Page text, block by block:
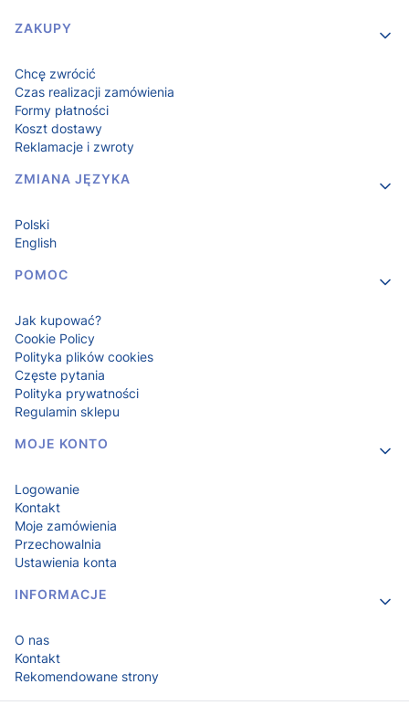
Linki w stopce
ZAKUPY
Chcę zwrócić
Czas realizacji zamówienia
Formy płatności
Koszt dostawy
Reklamacje i zwroty
ZMIANA JĘZYKA
Polski
English
POMOC
Jak kupować?
Cookie Policy
Polityka plików cookies
Częste pytania
Polityka prywatności
Regulamin sklepu
MOJE KONTO
Logowanie
Kontakt
Moje zamówienia
Przechowalnia
Ustawienia konta
INFORMACJE
O nas
Kontakt
Rekomendowane strony